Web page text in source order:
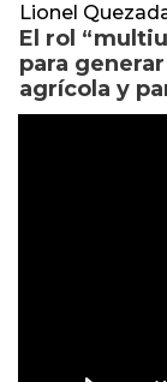
Lionel
El rol
para
agrícola y